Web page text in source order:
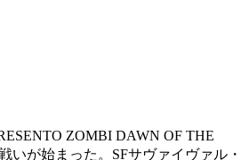
ZOMBI DAWN OF THE
が始まった。SFサヴァイヴァル・